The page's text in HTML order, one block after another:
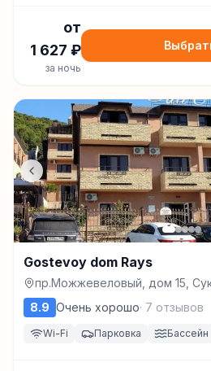
от
1 627 ₽
за ночь
Gostevoy dom Rays
пр.Можжевеловый, дом 15,
край, 353408, Сукко
8.9 Очень хорошо· 7 отзывов
Wi-Fi Парковка Бассейн